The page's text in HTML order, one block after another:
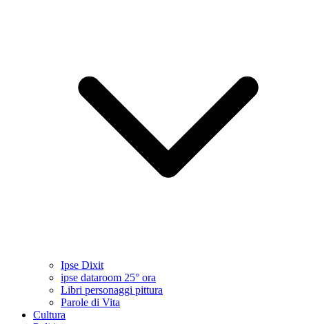
Ipse Dixit
ipse dataroom 25° ora
Libri personaggi pittura
Parole di Vita
Cultura